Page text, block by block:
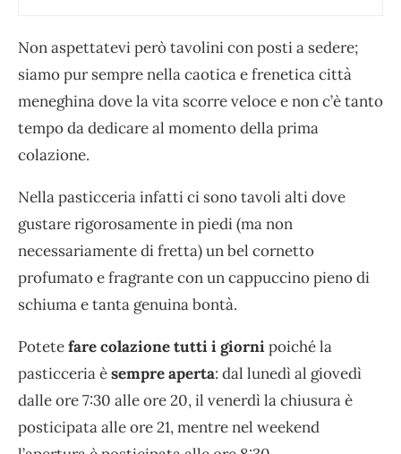
Non aspettatevi però tavolini con posti a sedere;
siamo pur sempre nella caotica e frenetica città
meneghina dove la vita scorre veloce e non c’è tanto
tempo da dedicare al momento della prima
colazione.
Nella pasticceria infatti ci sono tavoli alti dove
gustare rigorosamente in piedi (ma non
necessariamente di fretta) un bel cornetto
profumato e fragrante con un cappuccino pieno di
schiuma e tanta genuina bontà.
Potetefare colazione tutti i giornipoiché la
pasticceria èsempre aperta: dal lunedì al giovedì
dalle ore 7:30 alle ore 20, il venerdì la chiusura è
posticipata alle ore 21, mentre nel weekend